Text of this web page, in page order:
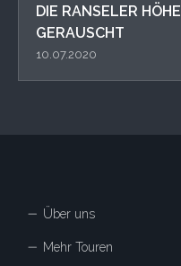
DIE RANSELER HÖHE
GERAUSCHT
10.07.2020
Über uns
Mehr Touren